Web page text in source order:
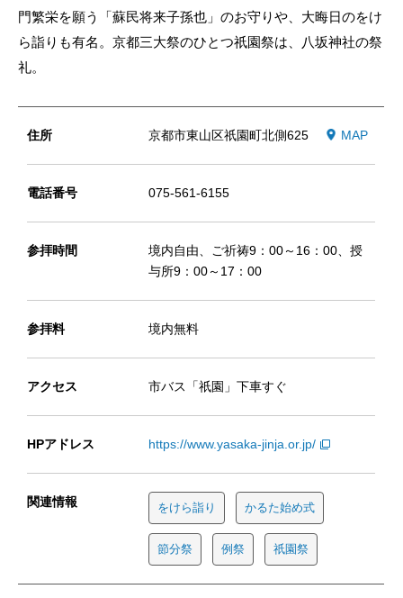
門繁栄を願う「蘇民将来子孫也」のお守りや、大晦日のをけ
ら詣りも有名。京都三大祭のひとつ祇園祭は、八坂神社の祭
礼。
住所 京都市東山区祇園町北側625 MAP
電話番号 075-561-6155
参拝時間
境内自由、ご祈祷9：00～16：00、授
与所9：00～17：00
参拝料 境内無料
アクセス 市バス「祇園」下車すぐ
HPアドレス https://www.yasaka-jinja.or.jp/
関連情報 をけら詣り かるた始め式
節分祭 例祭 祇園祭